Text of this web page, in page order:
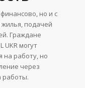
но и с
подачей
Граждане
UKR могут
на работу, но
через
работы.